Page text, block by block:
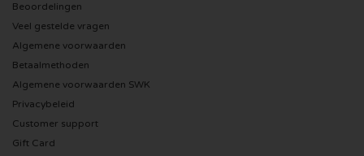
Enrique Iglesias kaartjes
Lady Gaga kaartjes
Maroon 5 kaartjes
Rihanna kaartjes
Beoordelingen
Veel gestelde vragen
Algemene voorwaarden
Betaalmethoden
Algemene voorwaarden SWK
Privacybeleid
Customer support
Gift Card